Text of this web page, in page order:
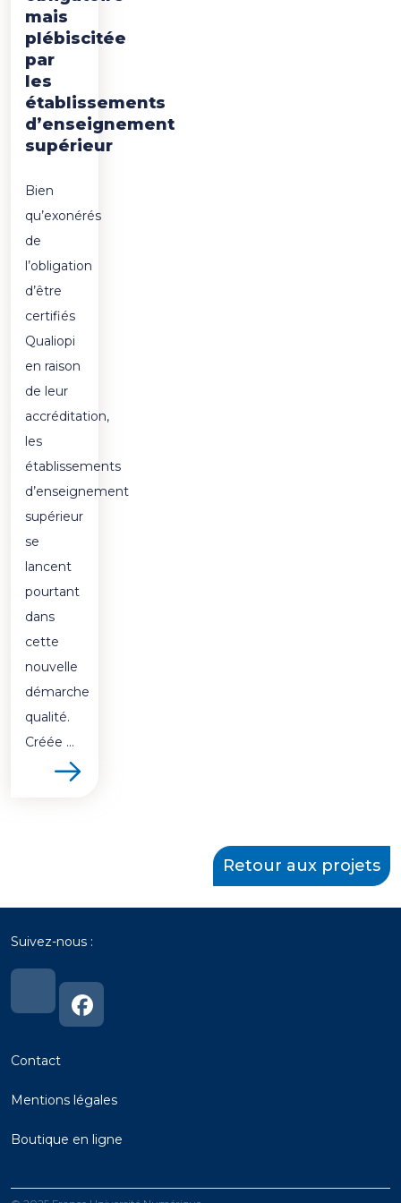
mais
plébiscitée
par
les
établissements
d’enseignement
supérieur
Bien
qu’exonérés
de
l’obligation
d’être
certifiés
Qualiopi
en raison
de leur
accréditation,
les
établissements
d’enseignement
supérieur
se
lancent
pourtant
dans
cette
nouvelle
démarche
qualité.
Créée ...
Retour aux projets
Suivez-nous :
Lien
notre
Linkedin
vers
notre
Contact
Mentions légales
Boutique en ligne